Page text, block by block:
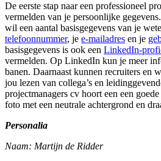
De eerste stap naar een professioneel
vermelden van je persoonlijke
wil een aantal basisgegevens van je
telefoonnummer, je e-mailadres en je
basisgegevens is ook een LinkedIn-
vermelden. Op LinkedIn kun je meer
banen. Daarnaast kunnen recruiters en
jou lezen van collega’s en
projectmanagers cv hoort een een goede
foto met een neutrale achtergrond en
Personalia
Naam: Martijn de Ridder